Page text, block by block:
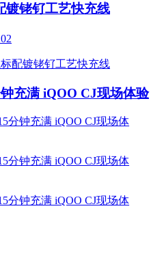
镀铑钌工艺快充线
充满 iQOO CJ现场体验